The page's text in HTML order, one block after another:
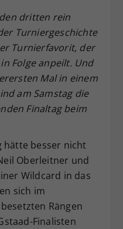
dritten rein
Turniergeschichte
Turnierfavorit, der
Folge anpeilt. Und
Mal in einem
am Samstag die
Finaltag beim
hätte besser nicht
Oberleitner und
Wildcard in das
sich im
Rängen
Finalisten
Ihre Consent-
anderem eine
ID, für die
Ihrer
Einstellungen, falls der
dies eingestellt